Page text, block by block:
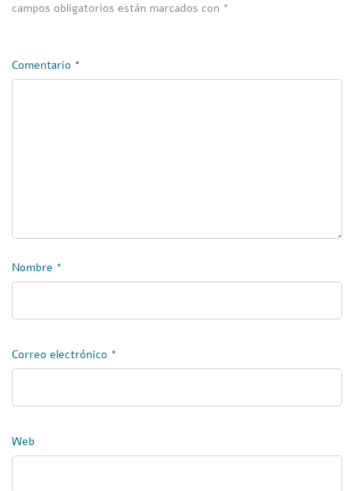
campos obligatorios están marcados con *
Comentario *
Nombre *
Correo electrónico *
Web